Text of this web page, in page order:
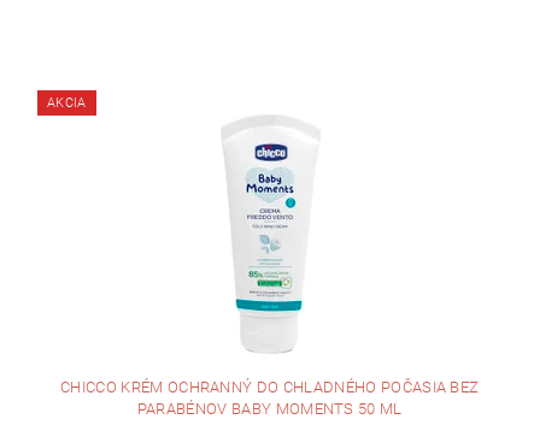
AKCIA
CHICCO KRÉM OCHRANNÝ DO CHLADNÉHO POČASIA BEZ
PARABÉNOV BABY MOMENTS 50 ML